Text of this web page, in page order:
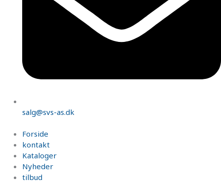
salg@svs-as.dk
Forside
kontakt
Kataloger
Nyheder
tilbud